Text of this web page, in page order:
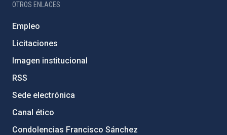
OTROS ENLACES
Empleo
Licitaciones
Imagen institucional
RSS
Sede electrónica
Canal ético
Condolencias Francisco Sánchez